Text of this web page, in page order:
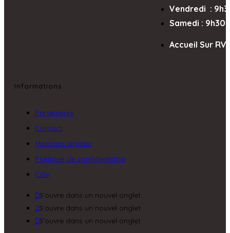
Vendredi :
Samedi : 9h30-
Accueil Sur RV
Informations
Partenaires
Contact
Mentions légales
Politique de confidentialité
CGV
S’ouvre dans un nouvel onglet
S’ouvre dans un nouvel onglet
S’ouvre dans un nouvel onglet